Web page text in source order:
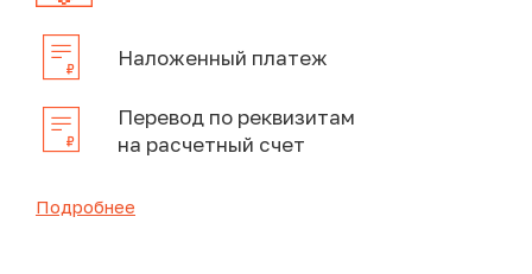
Наложенный платеж
Перевод по реквизитам
на расчетный счет
Подробнее